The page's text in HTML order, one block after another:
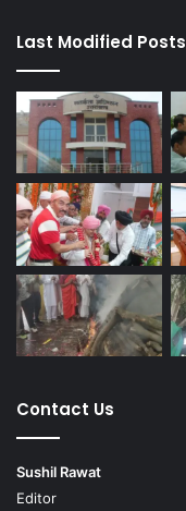
Last Modified Posts
Contact Us
Sushil Rawat
Editor